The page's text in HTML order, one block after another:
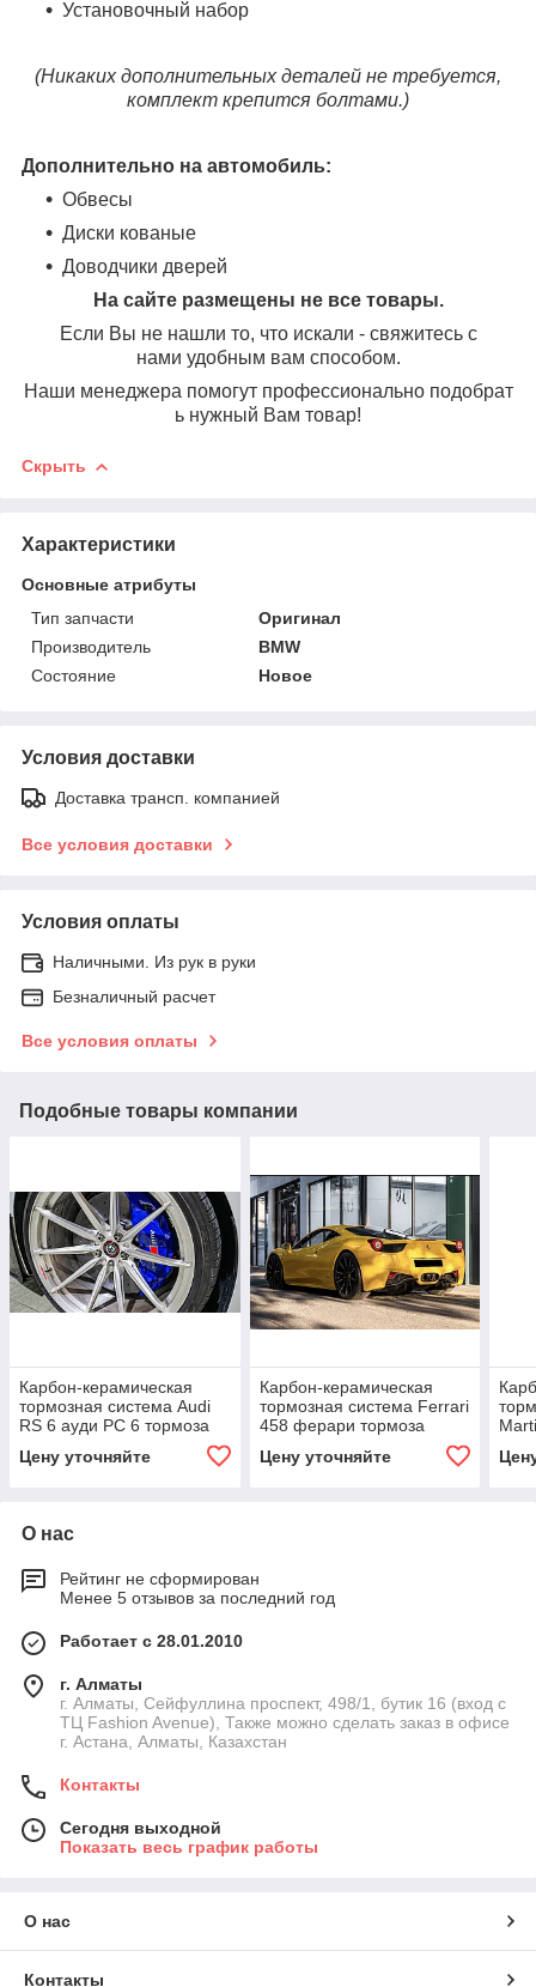
Установочный набор
(Никаких дополнительных деталей не требуется,
комплект крепится болтами.)
Дополнительно на автомобиль:
Обвесы
Диски кованые
Доводчики дверей
На сайте размещены не все товары.
Если Вы не нашли то, что искали - свяжитесь с
нами удобным вам способом.
Наши менеджера помогут профессионально подобрат
ь нужный Вам товар!
Скрыть
Характеристики
Основные атрибуты
Тип запчасти
Оригинал
Производитель
BMW
Состояние
Новое
Условия доставки
Доставка трансп. компанией
Все условия доставки
Условия оплаты
Наличными. Из рук в руки
Безналичный расчет
Все условия оплаты
Подобные товары компании
Карбон-керамическая
тормозная система Audi
RS 6 ауди РС 6 тормоза
тормозные диски колодки
суппорт карбон керамика
Цену уточняйте
Карбон-керамическая
тормозная система Ferrari
458 ферари тормоза
тормозные диски колодки
суппорт карбон керамика
Цену уточняйте
О нас
Рейтинг не сформирован
Менее 5 отзывов за последний год
Работает с 28.01.2010
г. Алматы
г. Алматы, Сейфуллина проспект, 498/1, бутик 16 (вход с
ТЦ Fashion Avenue), Также можно сделать заказ в офисе
г. Астана, Алматы, Казахстан
Контакты
Сегодня выходной
Показать весь график работы
О нас
Контакты